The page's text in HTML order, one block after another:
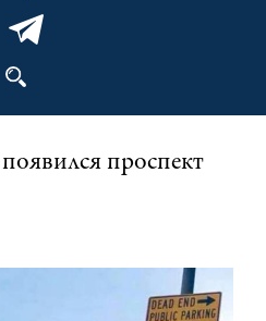
проспект